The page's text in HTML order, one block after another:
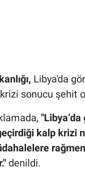
Libya'da
sonucu şehit
kalp krizi
denildi.